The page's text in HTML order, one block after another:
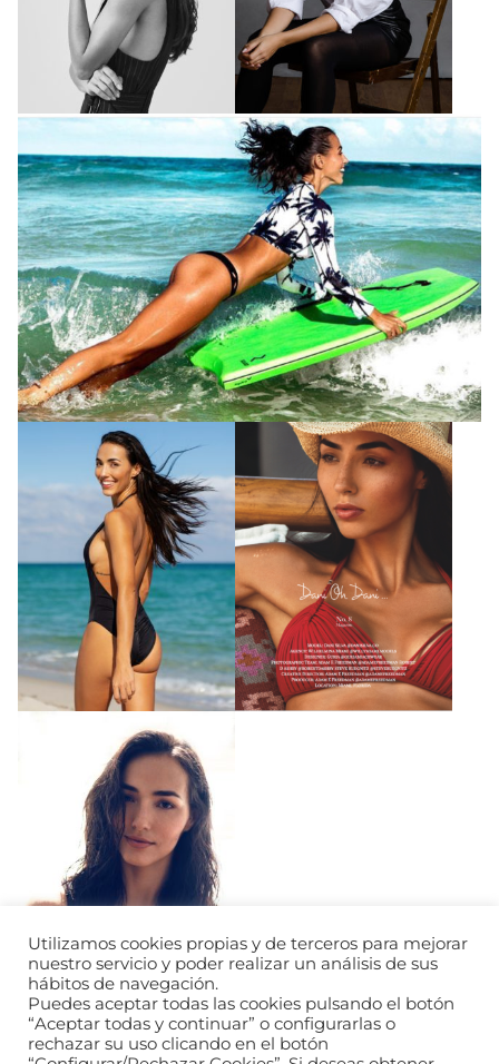
Utilizamos cookies propias y de terceros para mejorar
nuestro servicio y poder realizar un análisis de sus
hábitos de navegación.
Puedes aceptar todas las cookies pulsando el botón
“Aceptar todas y continuar” o configurarlas o
rechazar su uso clicando en el botón